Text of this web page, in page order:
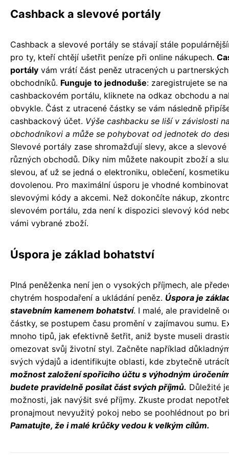
Cashback a slevové portály
Cashback a slevové portály se stávají stále
pro ty, kteří chtějí ušetřit peníze při online nákupech.
portály vám vrátí část peněz utracených u partnerských
obchodníků. Funguje to jednoduše: zaregistrujete se na
cashbackovém portálu, kliknete na odkaz obchodu a
obvykle. Část z utracené částky se vám následně
cashbackový účet. Výše cashbacku se liší v závislosti
obchodníkovi a může se pohybovat od jednotek do
Slevové portály zase shromažďují slevy, akce a
různých obchodů. Díky nim můžete nakoupit zboží a
slevou, ať už se jedná o elektroniku, oblečení,
dovolenou. Pro maximální úsporu je vhodné
slevovými kódy a akcemi. Než dokončíte nákup,
slevovém portálu, zda není k dispozici slevový kód
vámi vybrané zboží.
Úspora je základ bohatství
Plná peněženka není jen o vysokých příjmech, ale
chytrém hospodaření a ukládání peněz. Úspora je
stavebním kamenem bohatství. I malé, ale pravidelně
částky, se postupem času promění v zajímavou sumu.
mnoho tipů, jak efektivně šetřit, aniž byste museli
omezovat svůj životní styl. Začněte například
svých výdajů a identifikujte oblasti, kde zbytečně
možnost založení spořicího účtu s výhodným
budete pravidelně posílat část svých příjmů. Důležité
možnosti, jak navýšit své příjmy. Zkuste prodat
pronajmout nevyužitý pokoj nebo se poohlédnout po
Pamatujte, že i malé krůčky vedou k velkým cílům.